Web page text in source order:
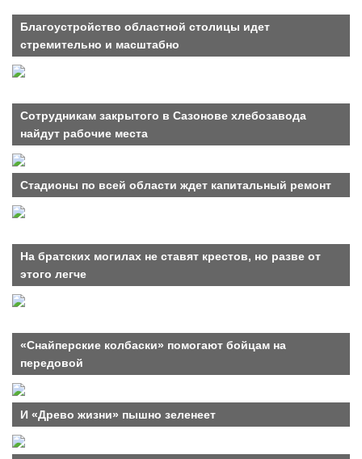
Благоустройство областной столицы идет
стремительно и масштабно
Сотрудникам закрытого в Сазонове хлебозавода
найдут рабочие места
Стадионы по всей области ждет капитальный ремонт
На братских могилах не ставят крестов, но разве от
этого легче
«Снайперские колбаски» помогают бойцам на
передовой
И «Древо жизни» пышно зеленеет